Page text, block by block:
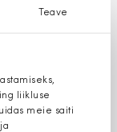
Teave
liikluse
meie saiti